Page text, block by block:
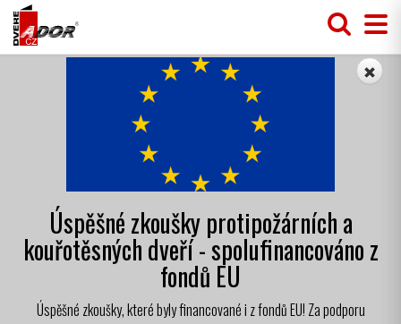
Úspěšné zkoušky protipožárních a
kouřotěsných dveří - spolufinancováno z
fondů EU
Úspěšné zkoušky, které byly financované i z fondů EU! Za podporu